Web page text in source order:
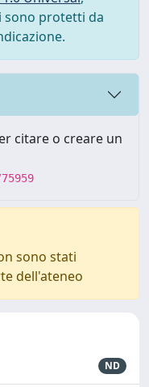
sono protetti da
citare o creare un
sono stati
dell'ateneo
ND